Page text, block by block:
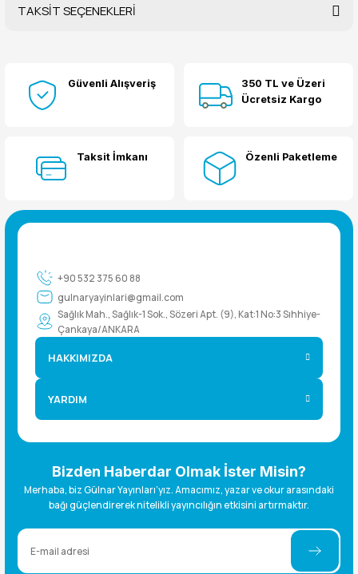
Yorum Yaz
TAKSİT SEÇENEKLERİ
Güvenli Alışveriş
350 TL ve Üzeri
Ücretsiz Kargo
Taksit İmkanı Özenli Paketleme
+90 532 375 60 88
gulnaryayinlari@gmail.com
Sağlık Mah., Sağlık-1 Sok., Sözeri Apt. (9), Kat:1 No:3 Sıhhiye-
Çankaya/ANKARA
HAKKIMIZDA
YARDIM
Bizden Haberdar Olmak İster Misin?
Merhaba, biz Gülnar Yayınları’yız. Amacımız, yazar ve okur arasındaki
bağı güçlendirerek nitelikli yayıncılığın etkisini artırmaktır.